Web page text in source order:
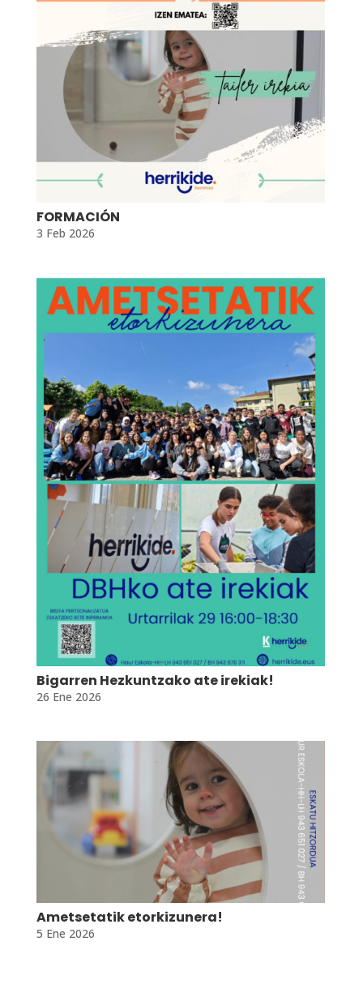
FORMACIÓN
3 Feb 2026
Bigarren Hezkuntzako ate irekiak!
26 Ene 2026
Ametsetatik etorkizunera!
5 Ene 2026